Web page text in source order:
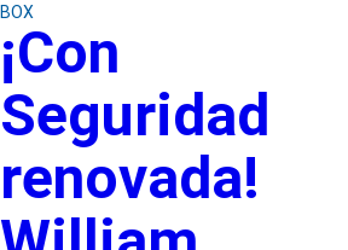
BOX
¡Con
Seguridad
renovada!